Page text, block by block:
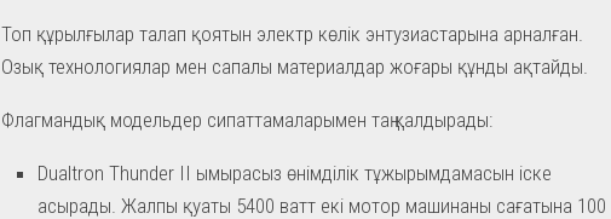
Топ құрылғылар талап қоятын электр көлік энтузиастарына арналған.
Озық технологиялар мен сапалы материалдар жоғары құнды ақтайды.
Флагмандық модельдер сипаттамаларымен таң қалдырады:
Dualtron Thunder II ымырасыз өнімділік тұжырымдамасын іске
асырады. Жалпы қуаты 5400 ватт екі мотор машинаны сағатына 100